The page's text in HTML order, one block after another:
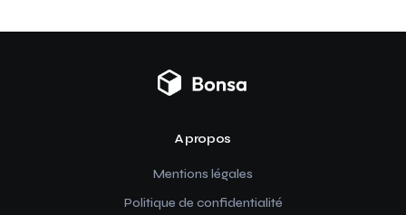
A propos
Mentions légales
Politique de confidentialité